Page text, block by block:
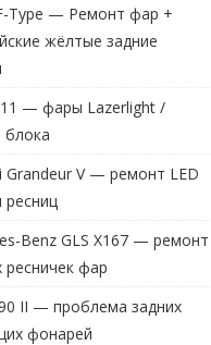
Type — Ремонт фар +
жёлтые задние
— фары Lazerlight /
Grandeur V — ремонт LED
ресниц
Benz GLS X167 — ремонт
фар
II — проблема задних
фонарей